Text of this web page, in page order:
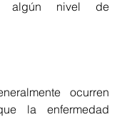
algún nivel de
ocurren
la enfermedad